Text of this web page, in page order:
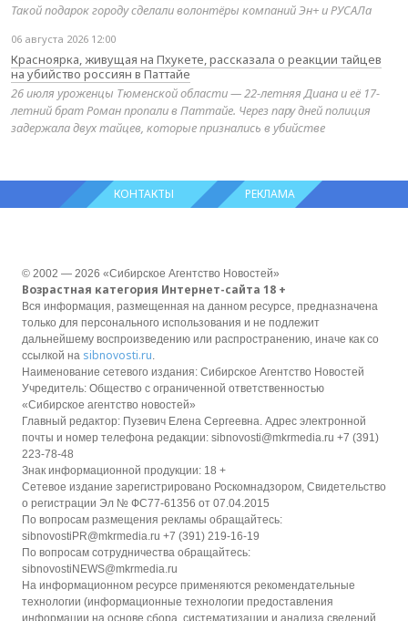
Такой подарок городу сделали волонтёры компаний Эн+ и РУСАЛа
06 августа 2026 12:00
Красноярка, живущая на Пхукете, рассказала о реакции тайцев
на убийство россиян в Паттайе
26 июля уроженцы Тюменской области — 22-летняя Диана и её 17-
летний брат Роман пропали в Паттайе. Через пару дней полиция
задержала двух тайцев, которые признались в убийстве
КОНТАКТЫ РЕКЛАМА
© 2002 — 2026 «Сибирское Агентство Новостей»
Возрастная категория Интернет-сайта 18 +
Вся информация, размещенная на данном ресурсе, предназначена
только для персонального использования и не подлежит
дальнейшему воспроизведению или распространению, иначе как со
ссылкой на sibnovosti.ru
Наименование сетевого издания: Сибирское Агентство Новостей
Учредитель: Общество с ограниченной ответственностью
«Сибирское агентство новостей»
Главный редактор: Пузевич Елена Сергеевна. Адрес электронной
почты и номер телефона редакции: sibnovosti@mkrmedia.ru +7 (391)
223-78-48
Знак информационной продукции: 18 +
Сетевое издание зарегистрировано Роскомнадзором, Свидетельство
о регистрации Эл № ФС77-61356 от 07.04.2015
По вопросам размещения рекламы обращайтесь:
sibnovostiPR@mkrmedia.ru +7 (391) 219-16-19
По вопросам сотрудничества обращайтесь:
sibnovostiNEWS@mkrmedia.ru
На информационном ресурсе применяются рекомендательные
технологии (информационные технологии предоставления
информации на основе сбора, систематизации и анализа сведений,